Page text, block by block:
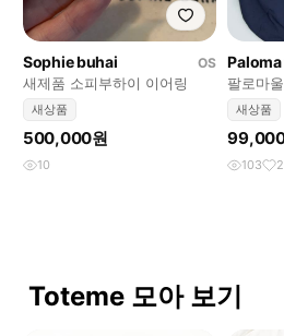
Sophie buhai
OS
새제품 소피부하이 이어링
새상품
500,000원
10
팔로마
새상품
103
Toteme 모아 보기